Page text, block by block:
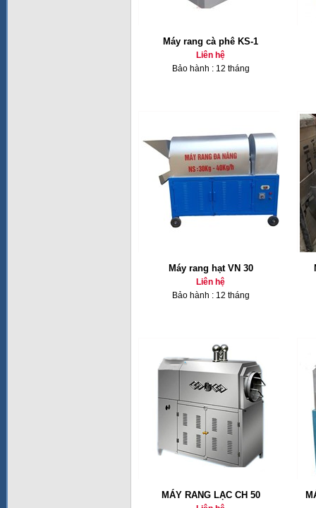
Máy rang cà phê KS-1
Liên hệ
Bảo hành : 12 tháng
Máy rang hạt VN 30
Liên hệ
Bảo hành : 12 tháng
MÁY RANG LẠC CH 50